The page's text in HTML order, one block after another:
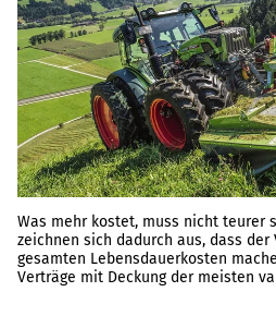
Was mehr kostet, muss nicht teurer
zeichnen sich dadurch aus, dass der
gesamten Lebensdauerkosten
Verträge mit Deckung der meisten